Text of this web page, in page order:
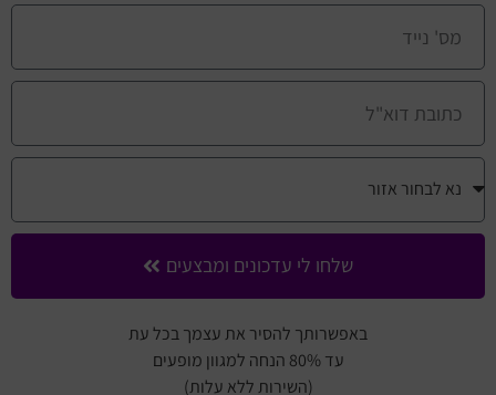
שלחו לי עדכונים ומבצעים
באפשרותך להסיר את עצמך בכל עת
עד 80% הנחה למגוון מופעים
(השירות ללא עלות)